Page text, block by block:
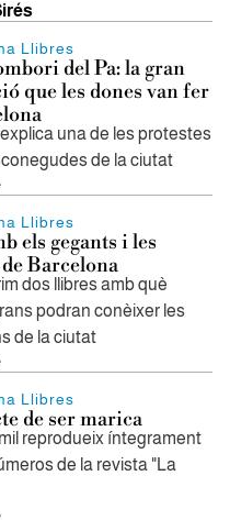
Llibres
del Pa: la gran
que les dones van fer
una de les protestes
de la ciutat
Llibres
els gegants i les
Barcelona
dos llibres amb què
podran conèixer les
de la ciutat
Llibres
de ser marica
reprodueix íntegrament
de la revista "La